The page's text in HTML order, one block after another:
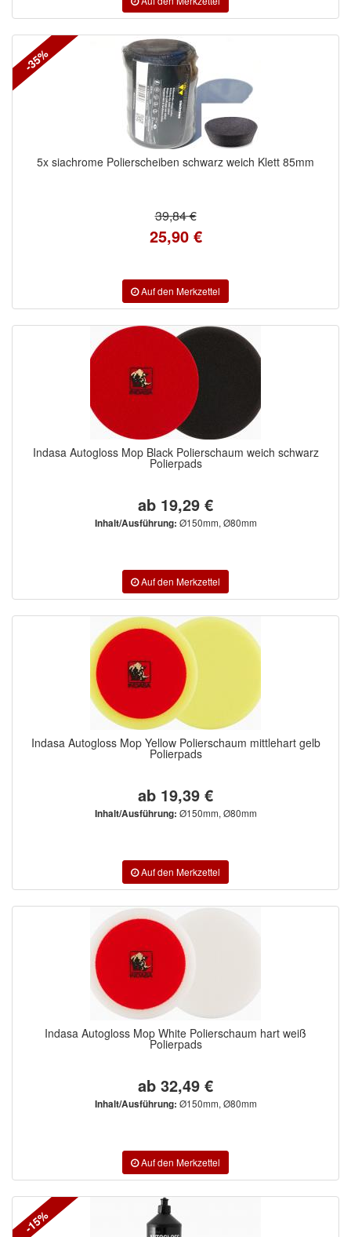
5x siachrome Polierscheiben schwarz weich Klett 85mm
39,84 €
25,90 €
-35%
Indasa Autogloss Mop Black Polierschaum weich schwarz
Polierpads
ab 19,29 €
Inhalt/Ausführung: Ø150mm, Ø80mm
Indasa Autogloss Mop Yellow Polierschaum mittlehart gelb
Polierpads
ab 19,39 €
Inhalt/Ausführung: Ø150mm, Ø80mm
Indasa Autogloss Mop White Polierschaum hart weiß
Polierpads
ab 32,49 €
Inhalt/Ausführung: Ø150mm, Ø80mm
-15%